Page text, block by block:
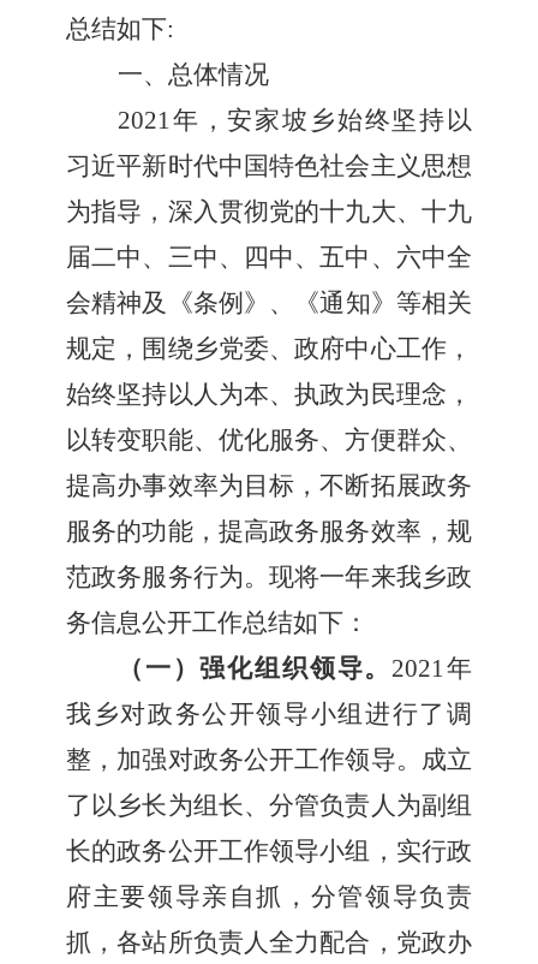
总结如下:
一、总体情况
2021年，安家坡 乡始终坚持以
习近平新时代中国特色社会主义思想
为指导，深入贯彻党的十九大、十九
届二中、三中、四中、五中、六中全
会精神及 《条例》 、
《通知》等相关
规定，围绕乡党委、政府中心工作，
始终坚持以人为本、执政为民理念，
以转变职能、优化服务、方便群众、
提高办事效率为目标，不断拓展政务
服务的功能，提高政务服务效率，规
范政务服务行为。现将一年来我乡政
务信息公开工作总结如下：
（一）强化组织领导。 2021年
我乡对政务公开领导小组进行了调
整，加强对政务公开工作领导。成立
了以乡长为组长、分管负责人为副组
长的政务公开工作领导小组，实行政
府主要领导亲自抓，分管领导负责
抓，各站所负责人全力配合，党政办